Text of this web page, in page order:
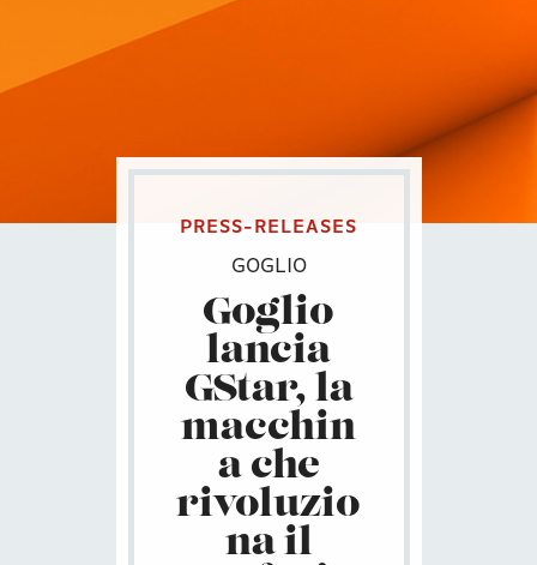
PRESS-RELEASES
GOGLIO
Goglio
lancia
GStar, la
macchin
a che
rivoluzio
na il